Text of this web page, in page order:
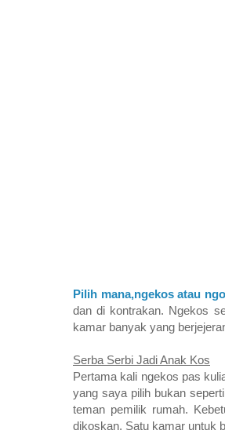
Pilih mana,ngekos atau
dan di kontrakan. Ngekos
kamar banyak yang
Serba Serbi Jadi Anak Kos
Pertama kali ngekos pas
yang saya pilih bukan
teman pemilik rumah.
dikoskan. Satu kamar untuk